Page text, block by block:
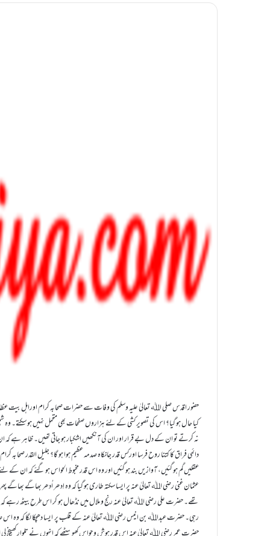
حضور اقدس صلی اﷲ تعالیٰ علیہ وسلم کی وفات سے حضرات صحابہ کرام اوراہل بیت عظام رضی
کیا حال ہو گیا؟ اس کی تصویر کشی کے لئے ہزاروں صفحات بھی متحمل نہیں ہو سکتے۔
نہ کرتے تو ان کے دل بے قرار اور ان کی آنکھیں اشکبار ہو جاتی تھیں۔ ظاہر ہے
دائمی فراق کا کتنا روح فرسا اورکس قدر جانکاہ صدمہ عظیم ہوا ہو گا؟ جلیل القدر صحابہ
عقلیں گم ہو گئیں، آوازیں بند ہو گئیں اور وہ اس قدر مخبوط الحواس ہو گئے کہ ان کے
عثمان غنی رضی اﷲ تعالیٰ عنہ پر ایسا سکتہ طاری ہو گیا کہ وہ اِدھر اُدھر بھاگے بھاگے
تھے۔ حضرت علی رضی اﷲ تعالیٰ عنہ رنج و ملال میں نڈھال ہو کر اس طرح بیٹھ رہے کہ
رہی۔ حضرت عبداﷲ بن انیس رضی اﷲ تعالیٰ عنہ کے قلب پر ایسا دھچکا لگا کہ وہ اس